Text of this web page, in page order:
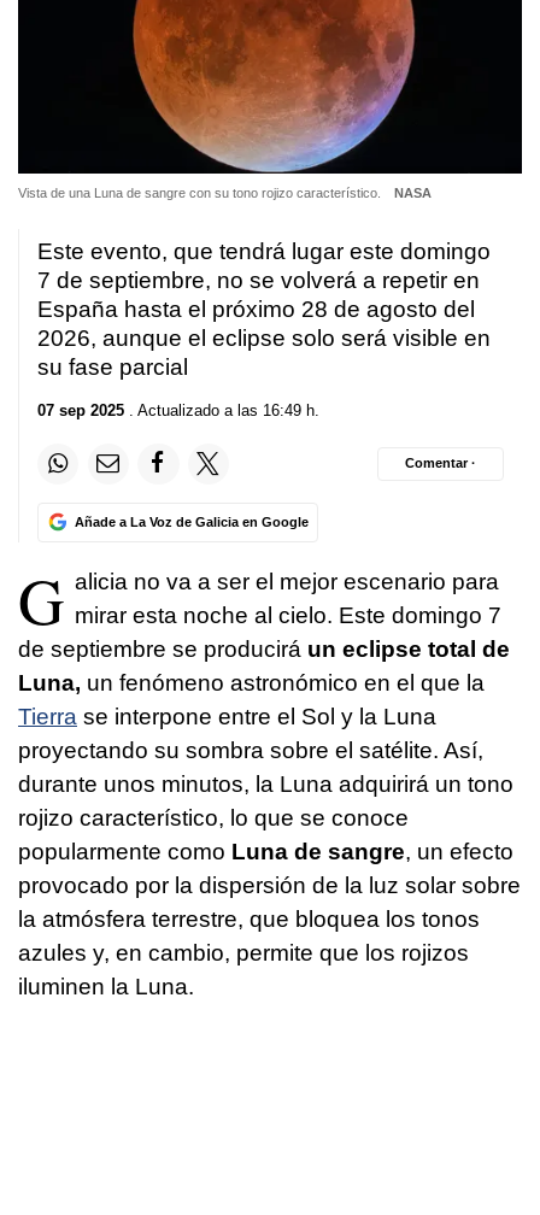
Vista de una Luna de sangre con su tono rojizo característico. NASA
Este evento, que tendrá lugar este domingo
7 de septiembre, no se volverá a repetir en
España hasta el próximo 28 de agosto del
2026, aunque el eclipse solo será visible en
su fase parcial
07 sep 2025 . Actualizado a las 16:49 h.
Añade a La Voz de Galicia en Google
Comentar ·
G alicia no va a ser el mejor escenario para
mirar esta noche al cielo. Este domingo 7
de septiembre se producirá un eclipse total de
Luna, un fenómeno astronómico en el que la
Tierra se interpone entre el Sol y la Luna
proyectando su sombra sobre el satélite. Así,
durante unos minutos, la Luna adquirirá un tono
rojizo característico, lo que se conoce
popularmente como Luna de sangre, un efecto
provocado por la dispersión de la luz solar sobre
la atmósfera terrestre, que bloquea los tonos
azules y, en cambio, permite que los rojizos
iluminen la Luna.